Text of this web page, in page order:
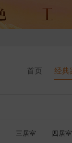
首页 经典
三居室
四居室